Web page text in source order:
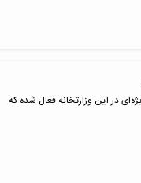
در این وزارتخانه فعال شده که